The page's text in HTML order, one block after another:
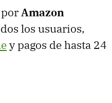
Amazon
los usuarios,
y pagos de hasta 24